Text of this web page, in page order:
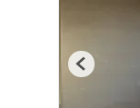
Previous